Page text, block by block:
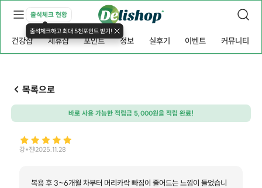
출석체크 현황
출석체크하고 최대 5천포인트 받기!
건강샵 제휴샵 포인트 정보 실후기 이벤트 커뮤니티
목록으로
바로 사용 가능한 적립금 5,000원을 적립 완료!
강*진2025.11.28
복용 후 3~6개월 차부터 머리카락 빠짐이 줄어드는 느낌이 들었습니